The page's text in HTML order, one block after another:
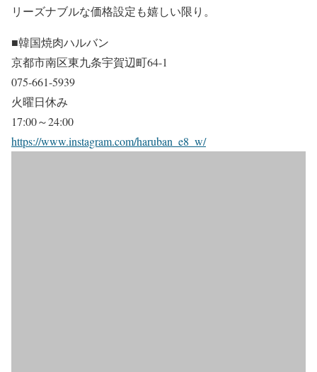
リーズナブルな価格設定も嬉しい限り。
■韓国焼肉ハルバン
京都市南区東九条宇賀辺町64-1
075-661-5939
火曜日休み
17:00～24:00
https://www.instagram.com/haruban_e8_w/